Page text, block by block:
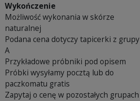
Wykończenie
Możliwość wykonania w skórze
naturalnej
Podana cena dotyczy tapicerki z grupy
A
Przykładowe próbniki pod opisem
Próbki wysyłamy pocztą lub do
paczkomatu gratis
Zapytaj o cenę w pozostałych grupach